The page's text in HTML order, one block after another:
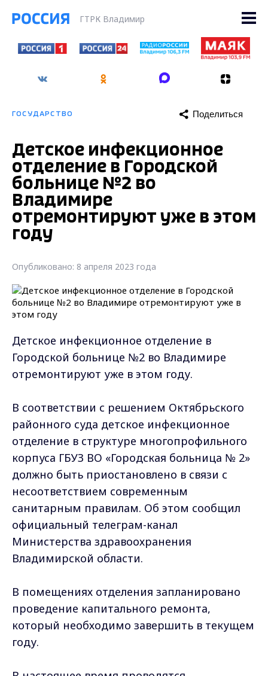
ГТРК Владимир
ГОСУДАРСТВО Поделиться
Детское инфекционное
отделение в Городской
больнице №2 во
Владимире
отремонтируют уже в этом
году
Опубликовано: 8 апреля 2023 года
Детское инфекционное отделение в
Городской больнице №2 во Владимире
отремонтируют уже в этом году.
В соответствии с решением Октябрьского
районного суда детское инфекционное
отделение в структуре многопрофильного
корпуса ГБУЗ ВО «Городская больница № 2»
должно быть приостановлено в связи с
несоответствием современным
санитарным правилам. Об этом сообщил
официальный телеграм-канал
Министерства здравоохранения
Владимирской области.
В помещениях отделения запланировано
проведение капитального ремонта,
который необходимо завершить в текущем
году.